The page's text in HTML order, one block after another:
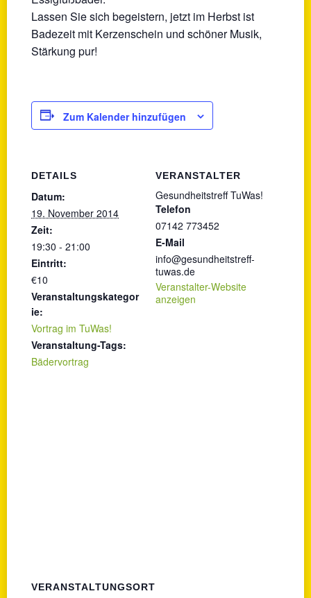
Lassen Sie sich begeistern, jetzt im Herbst ist
Badezeit mit Kerzenschein und schöner Musik,
Stärkung pur!
Zum Kalender hinzufügen
DETAILS
Datum:
19. November 2014
Zeit:
19:30 - 21:00
Eintritt:
€10
Veranstaltungskategor
ie:
Vortrag im TuWas!
Veranstaltung-Tags:
Bädervortrag
VERANSTALTER
Gesundheitstreff TuWas!
Telefon
07142 773452
E-Mail
info@gesundheitstreff-
tuwas.de
Veranstalter-Website
anzeigen
VERANSTALTUNGSORT